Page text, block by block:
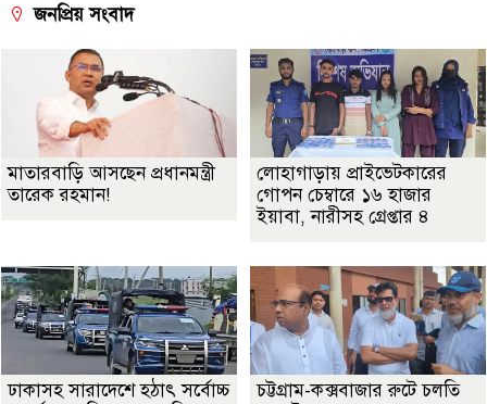
জনপ্রিয় সংবাদ
মাতারবাড়ি আসছেন প্রধানমন্ত্রী
তারেক রহমান!
লোহাগাড়ায় প্রাইভেটকারের
গোপন চেম্বারে ১৬ হাজার
ইয়াবা, নারীসহ গ্রেপ্তার ৪
ঢাকাসহ সারাদেশে হঠাৎ সর্বোচ্চ
চট্টগ্রাম-কক্সবাজার রুটে চলতি